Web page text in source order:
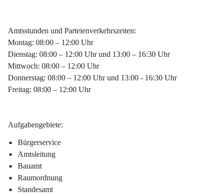
Amtsstunden und Parteienverkehrszeiten:
Montag: 08:00 – 12:00 Uhr
Dienstag: 08:00 – 12:00 Uhr und 13:00 – 16:30 Uhr
Mittwoch: 08:00 – 12:00 Uhr
Donnerstag: 08:00 – 12:00 Uhr und 13:00 - 16:30 Uhr
Freitag: 08:00 – 12:00 Uhr
Aufgabengebiete:
Bürgerservice
Amtsleitung
Bauamt
Raumordnung
Standesamt